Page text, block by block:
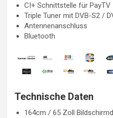
CI+ Schnittstelle für PayTV
Triple Tuner mit DVB-S2 /
Antennenanschluss
Bluetooth
Technische Daten
164cm / 65 Zoll